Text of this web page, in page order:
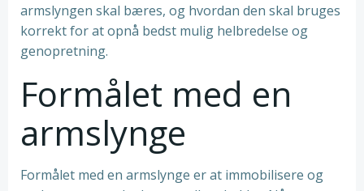
armslyngen skal bæres, og hvordan den skal bruges
korrekt for at opnå bedst mulig helbredelse og
genopretning.
Formålet med en
armslynge
Formålet med en armslynge er at immobilisere og